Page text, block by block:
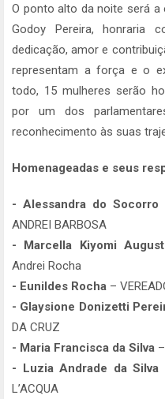
O ponto alto da noite será a
Godoy Pereira, honraria
dedicação, amor e
representam a força e o
todo, 15 mulheres serão
por um dos
reconhecimento às suas
Homenageadas e seus
- Alessandra do Socorro
ANDREI BARBOSA
- Marcella Kiyomi
Andrei Rocha
- Eunildes Rocha –
- Glaysione Donizetti
DA CRUZ
- Maria Francisca da Silva
- Luzia Andrade da Silva
L’ACQUA